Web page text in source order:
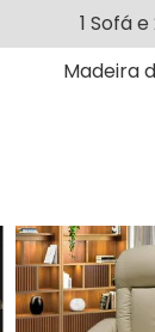
1 Sofá
Madeira